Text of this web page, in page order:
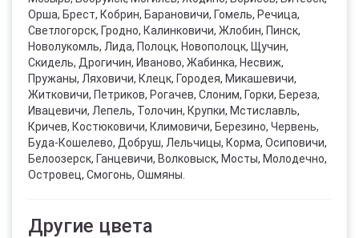
Орша, Брест, Кобрин, Барановичи, Гомель, Речица,
Светлогорск, Гродно, Калинковичи, Жлобин, Пинск,
Новолукомль, Лида, Полоцк, Новополоцк, Щучин,
Скидель, Дрогичин, Иваново, Жабинка, Несвиж,
Пружаны, Ляховичи, Клецк, Городея, Микашевичи,
Житковичи, Петриков, Рогачев, Слоним, Горки, Береза,
Ивацевичи, Лепель, Толочин, Крупки, Мстиславль,
Кричев, Костюковичи, Климовичи, Березино, Червень,
Буда-Кошелево, Добруш, Лельчицы, Корма, Осиповичи,
Белоозерск, Ганцевичи, Волковыск, Мосты, Молодечно,
Островец, Смогонь, Ошмяны.
Другие цвета